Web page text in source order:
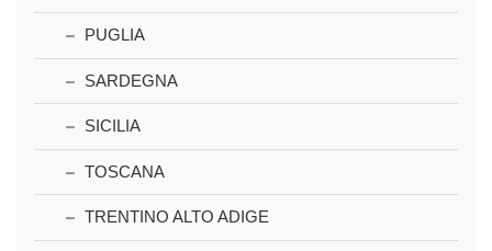
PUGLIA
SARDEGNA
SICILIA
TOSCANA
TRENTINO ALTO ADIGE